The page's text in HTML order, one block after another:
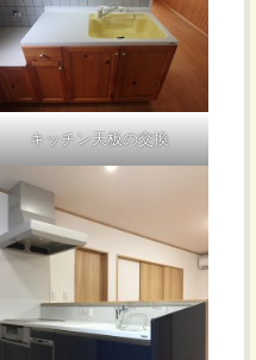
キッチン天板の交換